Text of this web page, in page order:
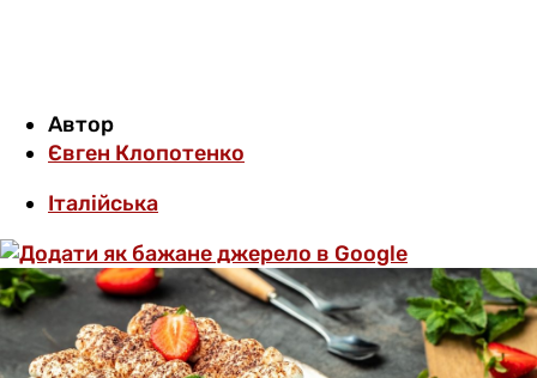
Автор
Євген Клопотенко
Італійська